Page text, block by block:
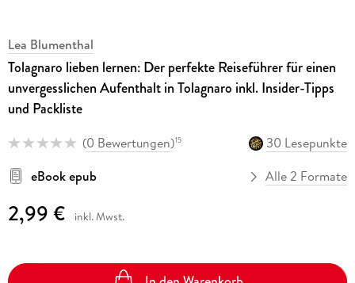
Lea Blumenthal
Tolagnaro lieben lernen: Der perfekte Reiseführer für einen
unvergesslichen Aufenthalt in Tolagnaro inkl. Insider-Tipps
und Packliste
(0 Bewertungen)15
30 Lesepunkte
eBook epub
Alle 2 Formate
2,99 € inkl. Mwst.